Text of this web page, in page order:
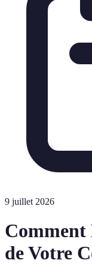
9 juillet 2026
de Votre